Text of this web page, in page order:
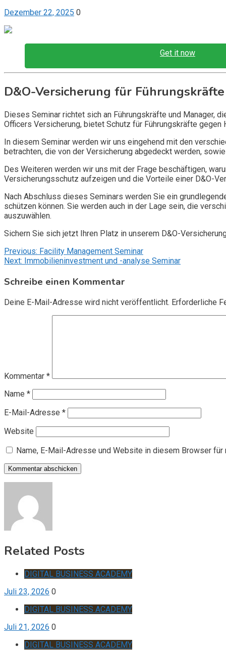
Dezember 22, 2025 0
Get it now
D&O-Versicherung für
Dieses Seminar richtet sich an Führungskräfte und Manager,
Officers Versicherung, bietet Schutz für Führungskräfte
In diesem Seminar werden wir uns eingehend mit den
betrachten, die von der Versicherung abgedeckt werden,
Des Weiteren werden wir uns mit der Frage beschäftigen,
Versicherungsschutz aufzeigen und die Vorteile einer D&O-
Nach Abschluss dieses Seminars werden Sie ein
schützen können. Sie werden auch in der Lage sein, die
auszuwählen.
Sichern Sie sich jetzt Ihren Platz in unserem D&O-
Beitragsnavigation
Previous: Facility Management Seminar
Next: Immobilieninvestment und -analyse Seminar
Schreibe einen Kommentar
Deine E-Mail-Adresse wird nicht veröffentlicht. Erforderliche
Kommentar *
Name *
E-Mail-Adresse *
Website
Name, E-Mail-Adresse und Website in diesem Browser
Related Posts
DIGITAL BUSINESS ACADEMY
Juli 23, 2026 0
DIGITAL BUSINESS ACADEMY
Juli 21, 2026 0
DIGITAL BUSINESS ACADEMY